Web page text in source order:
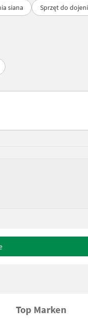
siana
Sprzęt do
Top Marken